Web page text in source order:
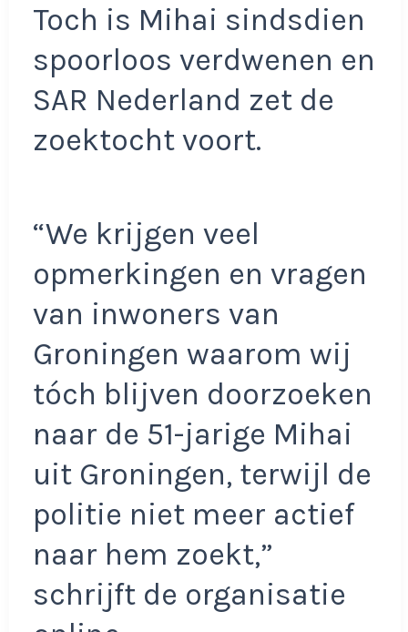
Toch is Mihai sindsdien
spoorloos verdwenen en
SAR Nederland zet de
zoektocht voort.
“We krijgen veel
opmerkingen en vragen
van inwoners van
Groningen waarom wij
tóch blijven doorzoeken
naar de 51-jarige Mihai
uit Groningen, terwijl de
politie niet meer actief
naar hem zoekt,”
schrijft de organisatie